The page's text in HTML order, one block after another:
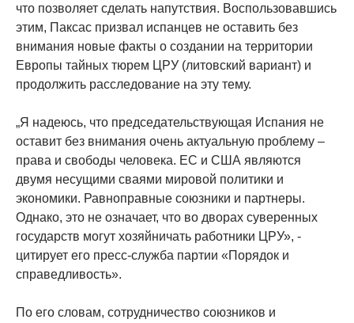
что позволяет сделать напутствия. Воспользовавшись
этим, Паксас призвал испанцев не оставить без
внимания новые факты о создании на территории
Европы тайных тюрем ЦРУ (литовский вариант) и
продолжить расследование на эту тему.
„Я надеюсь, что председательствующая Испания не
оставит без внимания очень актуальную проблему –
права и свободы человека. ЕС и США являются
двумя несущими сваями мировой политики и
экономики. Равноправные союзники и партнеры.
Однако, это не означает, что во дворах суверенных
государств могут хозяйничать работники ЦРУ», -
цитирует его пресс-служба партии «Порядок и
справедливость».
По его словам, сотрудничество союзников и